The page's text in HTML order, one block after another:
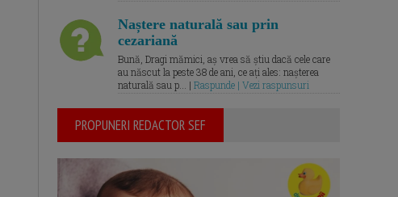
Naștere naturală sau prin
cezariană
Bună, Dragi mămici, aș vrea să știu dacă cele care
au născut la peste 38 de ani, ce ați ales: nașterea
naturală sau p... | Raspunde | Vezi raspunsuri
PROPUNERI REDACTOR SEF